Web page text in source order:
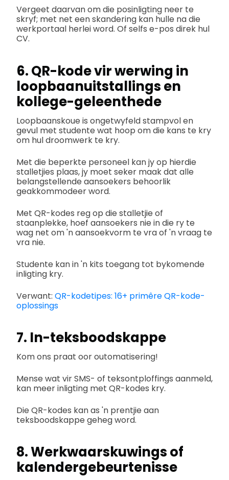
Vergeet daarvan om die posinligting neer te
skryf; met net een skandering kan hulle na die
werkportaal herlei word. Of selfs e-pos direk hul
CV.
6. QR-kode vir werwing in
loopbaanuitstallings en
kollege-geleenthede
Loopbaanskoue is ongetwyfeld stampvol en
gevul met studente wat hoop om die kans te kry
om hul droomwerk te kry.
Met die beperkte personeel kan jy op hierdie
stalletjies plaas, jy moet seker maak dat alle
belangstellende aansoekers behoorlik
geakkommodeer word.
Met QR-kodes reg op die stalletjie of
staanplekke, hoef aansoekers nie in die ry te
wag net om 'n aansoekvorm te vra of 'n vraag te
vra nie.
Studente kan in 'n kits toegang tot bykomende
inligting kry.
Verwant: QR-kodetipes: 16+ primêre QR-kode-
oplossings
7. In-teksboodskappe
Kom ons praat oor outomatisering!
Mense wat vir SMS- of teksontploffings aanmeld,
kan meer inligting met QR-kodes kry.
Die QR-kodes kan as 'n prentjie aan
teksboodskappe geheg word.
8. Werkwaarskuwings of
kalendergebeurtenisse